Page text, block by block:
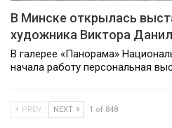
В Минске открылась
художника Виктора
В галерее «Панорама»
начала работу персональная
PREV NEXT 1 of 848